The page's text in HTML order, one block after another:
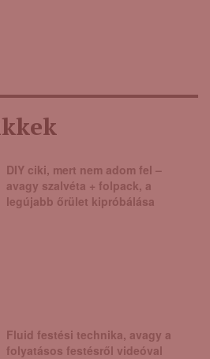
DIY ciki, mert nem adom fel –
avagy szalvéta + folpack, a
legújabb őrület kipróbálása
Fluid festési technika, avagy a
folyatásos festésről videóval